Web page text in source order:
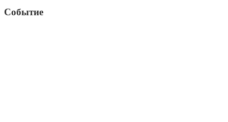
Событие